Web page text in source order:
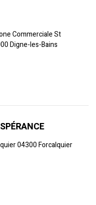
Commerciale St
Digne-les-Bains
04300 Forcalquier